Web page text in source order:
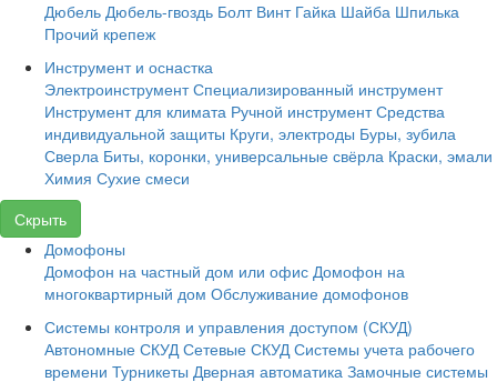
Дюбель Дюбель-гвоздь Болт Винт Гайка Шайба Шпилька
Прочий крепеж
Инструмент и оснастка
Электроинструмент Специализированный инструмент
Инструмент для климата Ручной инструмент Средства
индивидуальной защиты Круги, электроды Буры, зубила
Сверла Биты, коронки, универсальные свёрла Краски, эмали
Химия Сухие смеси
Скрыть
Домофоны
Домофон на частный дом или офис Домофон на
многоквартирный дом Обслуживание домофонов
Системы контроля и управления доступом (СКУД)
Автономные СКУД Сетевые СКУД Системы учета рабочего
времени Турникеты Дверная автоматика Замочные системы